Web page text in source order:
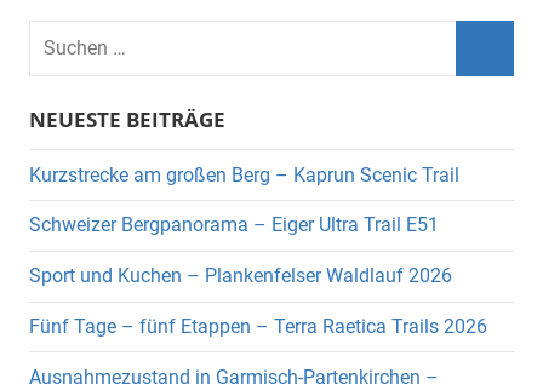
Suchen
nach:
NEUESTE BEITRÄGE
Kurzstrecke am großen Berg – Kaprun Scenic Trail
Schweizer Bergpanorama – Eiger Ultra Trail E51
Sport und Kuchen – Plankenfelser Waldlauf 2026
Fünf Tage – fünf Etappen – Terra Raetica Trails 2026
Ausnahmezustand in Garmisch-Partenkirchen –